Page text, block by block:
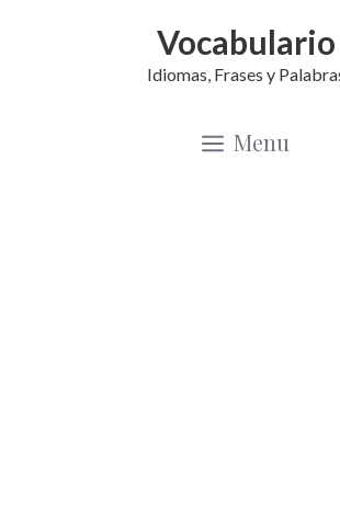
Vocabulario
Idiomas, Frases y
Menu